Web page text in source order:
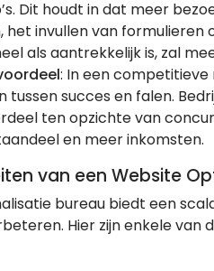
Dit houdt in dat meer
het invullen van formulieren
als aantrekkelijk is, zal
: In een
tussen succes en falen.
ten opzichte van
en meer inkomsten.
van een Website
bureau biedt een
Hier zijn enkele van